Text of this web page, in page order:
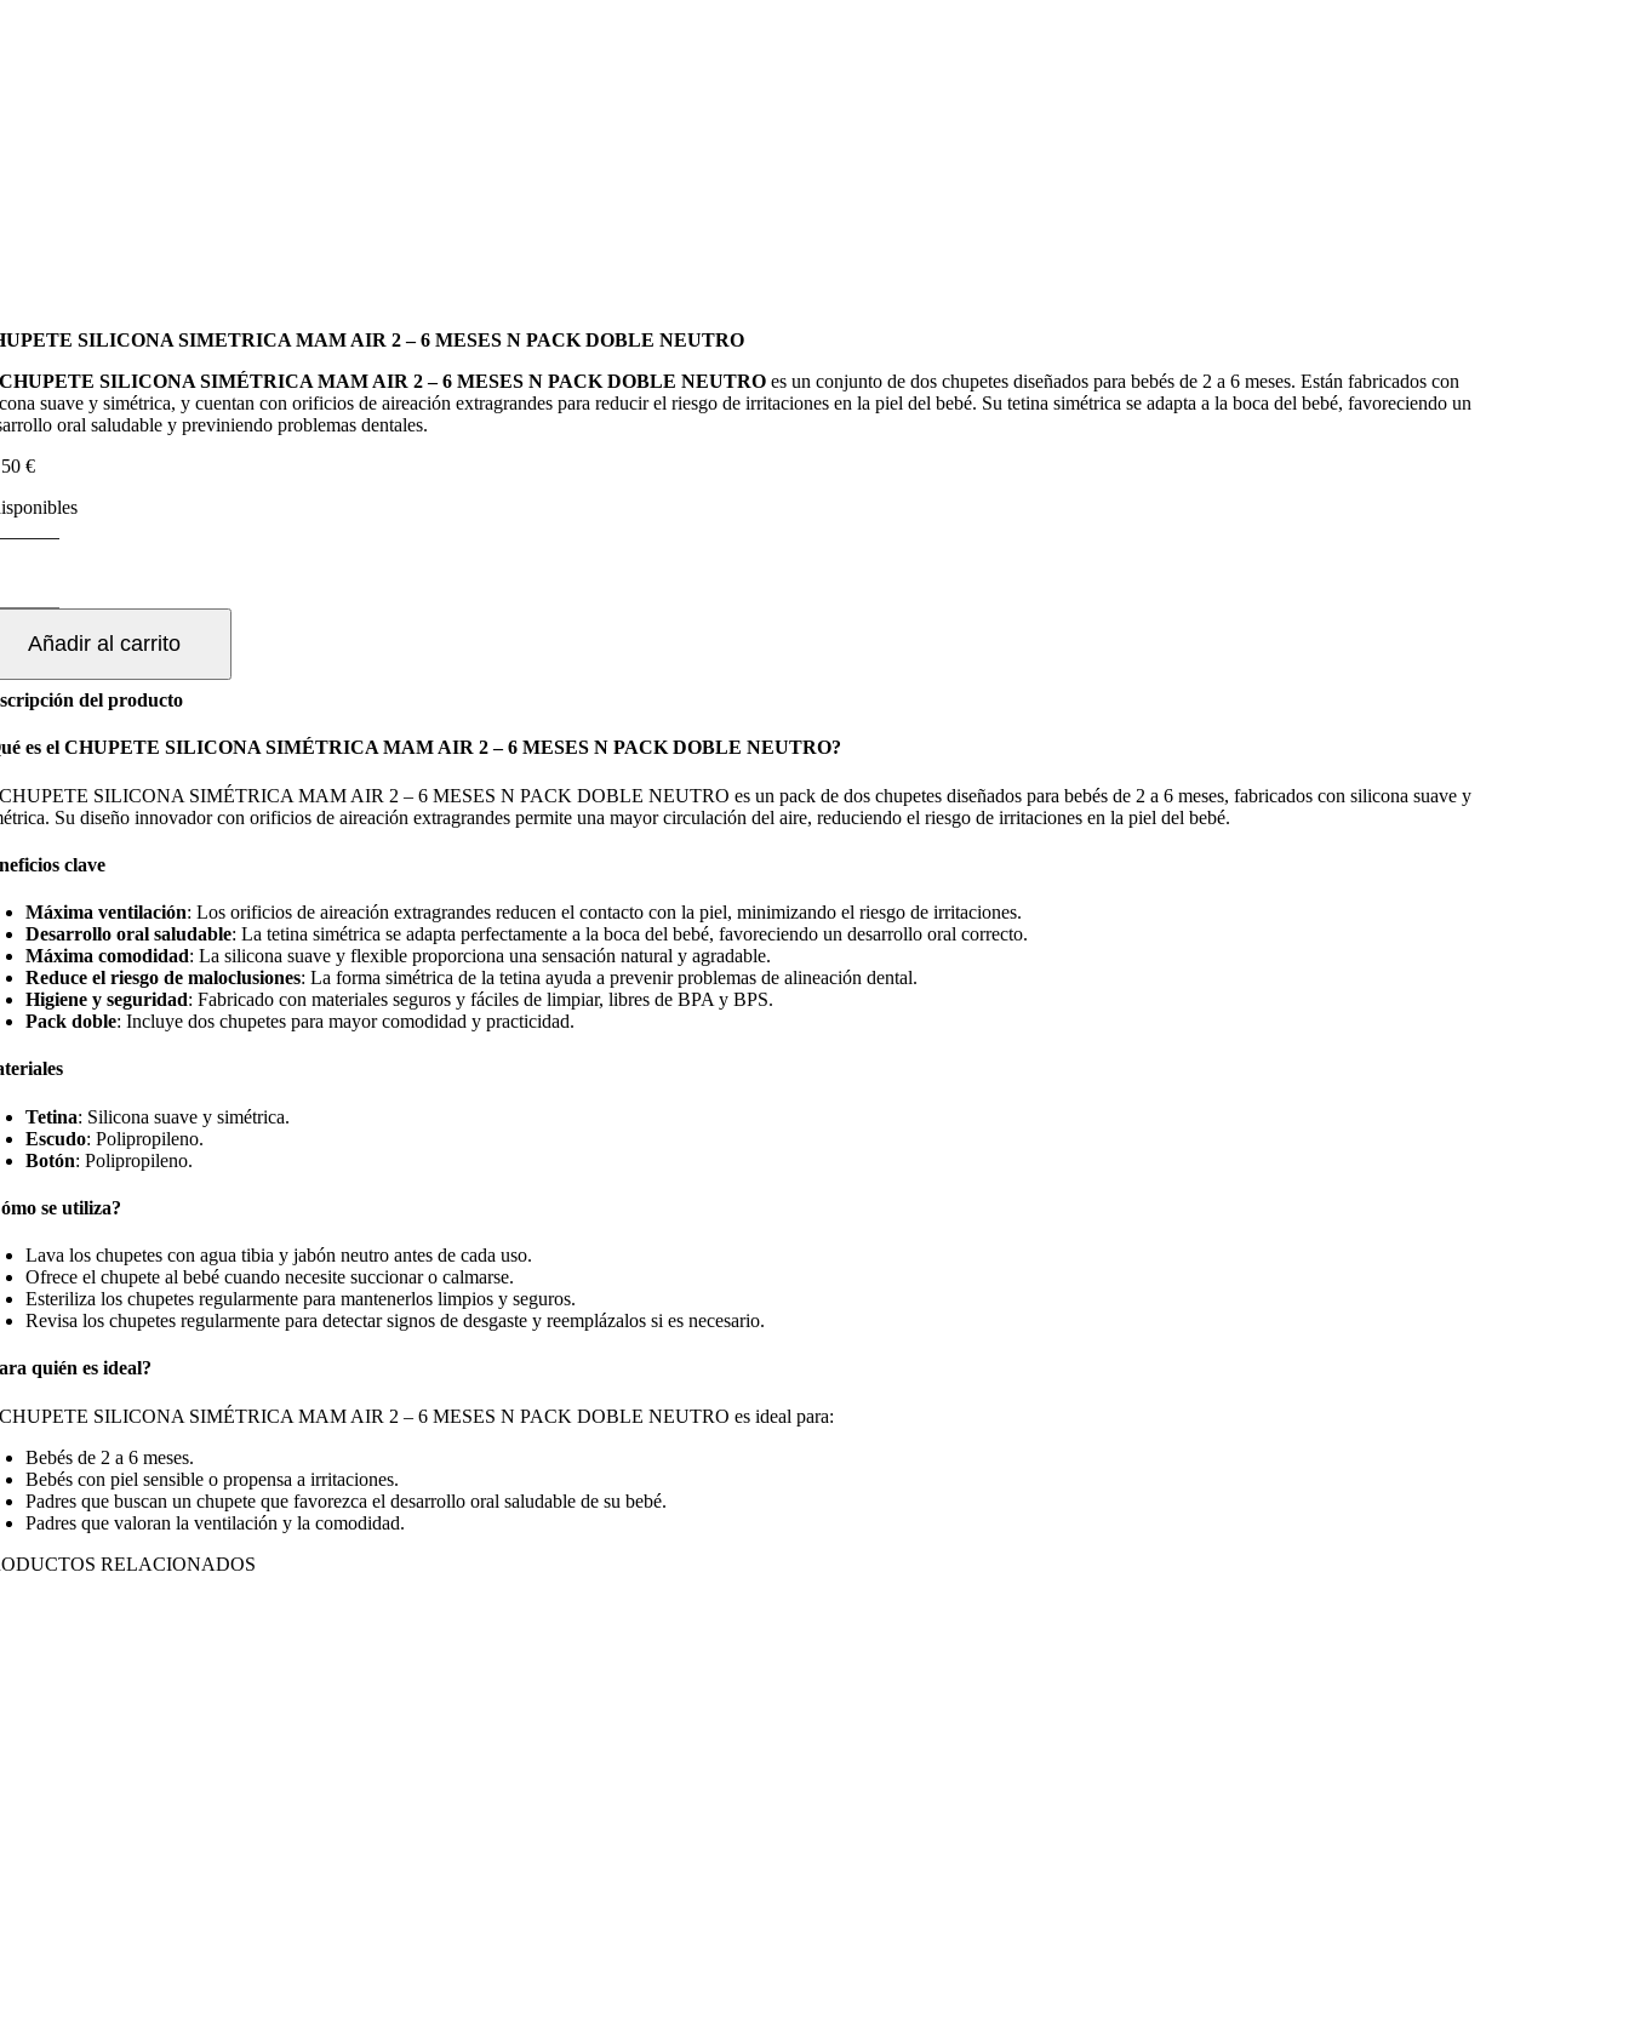
SILICONA SIMETRICA MAM AIR 2 – 6 MESES N PACK DOBLE NEUTRO
CHUPETE SILICONA SIMÉTRICA MAM AIR 2 – 6 MESES N PACK DOBLE NEUTRO es un conjunto de dos chupetes diseñados para bebés de 2 a 6 meses. Están fabricados con
suave y simétrica, y cuentan con orificios de aireación extragrandes para reducir el riesgo de irritaciones en la piel del bebé. Su tetina simétrica se adapta a la boca del bebé, favoreciendo un
oral saludable y previniendo problemas dentales.
€
Añadir al carrito
del producto
es el CHUPETE SILICONA SIMÉTRICA MAM AIR 2 – 6 MESES N PACK DOBLE NEUTRO?
SILICONA SIMÉTRICA MAM AIR 2 – 6 MESES N PACK DOBLE NEUTRO es un pack de dos chupetes diseñados para bebés de 2 a 6 meses, fabricados con silicona suave y
Su diseño innovador con orificios de aireación extragrandes permite una mayor circulación del aire, reduciendo el riesgo de irritaciones en la piel del bebé.
clave
Máxima ventilación: Los orificios de aireación extragrandes reducen el contacto con la piel, minimizando el riesgo de irritaciones.
Desarrollo oral saludable: La tetina simétrica se adapta perfectamente a la boca del bebé, favoreciendo un desarrollo oral correcto.
Máxima comodidad: La silicona suave y flexible proporciona una sensación natural y agradable.
Reduce el riesgo de maloclusiones: La forma simétrica de la tetina ayuda a prevenir problemas de alineación dental.
Higiene y seguridad: Fabricado con materiales seguros y fáciles de limpiar, libres de BPA y BPS.
Pack doble: Incluye dos chupetes para mayor comodidad y practicidad.
Tetina: Silicona suave y simétrica.
Escudo: Polipropileno.
Botón: Polipropileno.
se utiliza?
Lava los chupetes con agua tibia y jabón neutro antes de cada uso.
Ofrece el chupete al bebé cuando necesite succionar o calmarse.
Esteriliza los chupetes regularmente para mantenerlos limpios y seguros.
Revisa los chupetes regularmente para detectar signos de desgaste y reemplázalos si es necesario.
quién es ideal?
SILICONA SIMÉTRICA MAM AIR 2 – 6 MESES N PACK DOBLE NEUTRO es ideal para:
Bebés de 2 a 6 meses.
Bebés con piel sensible o propensa a irritaciones.
Padres que buscan un chupete que favorezca el desarrollo oral saludable de su bebé.
Padres que valoran la ventilación y la comodidad.
RELACIONADOS